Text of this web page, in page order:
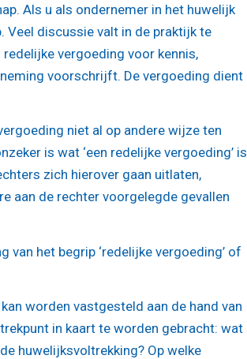
Als u als ondernemer in het huwelijk
Veel discussie valt in de praktijk te
vergoeding voor kennis,
voorschrijft. De vergoeding dient
niet al op andere wijze ten
is wat ‘een redelijke vergoeding’ is
zich hierover gaan uitlaten,
aan de rechter voorgelegde gevallen
van het begrip ‘redelijke vergoeding’ of
worden vastgesteld aan de hand van
in kaart te worden gebracht: wat
huwelijksvoltrekking? Op welke